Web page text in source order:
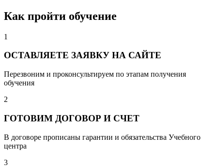
Как пройти обучение
1
ОСТАВЛЯЕТЕ ЗАЯВКУ НА САЙТЕ
Перезвоним и проконсультируем по этапам получения
обучения
2
ГОТОВИМ ДОГОВОР И СЧЕТ
В договоре прописаны гарантии и обязательства Учебного
центра
3